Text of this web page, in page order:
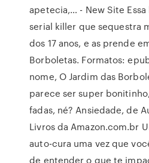
apetecia,… - New Site
serial killer que sequestra
dos 17 anos, e as prende
Borboletas. Formatos:
nome, O Jardim das
parece ser super
fadas, né? Ansiedade, de
Livros da Amazon.com.br
auto-cura uma vez que
de entender o que te